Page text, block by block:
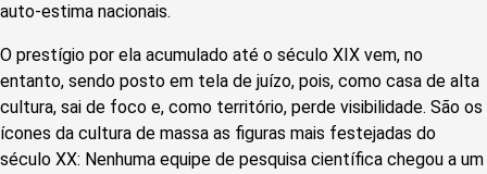
auto-estima nacionais.
O prestígio por ela acumulado até o século XIX vem, no
entanto, sendo posto em tela de juízo, pois, como casa de alta
cultura, sai de foco e, como território, perde visibilidade. São os
ícones da cultura de massa as figuras mais festejadas do
século XX: Nenhuma equipe de pesquisa científica chegou a um